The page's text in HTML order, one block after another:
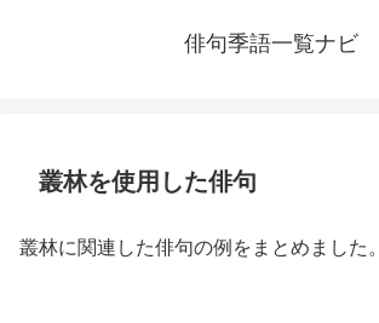
俳句季語一覧ナビ
叢林を使用した俳句
叢林に関連した俳句の例をまとめました。